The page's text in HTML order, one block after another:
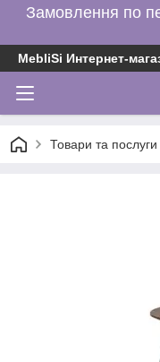
Замовлення по
MebliSi Интернет-
Товари та послуги